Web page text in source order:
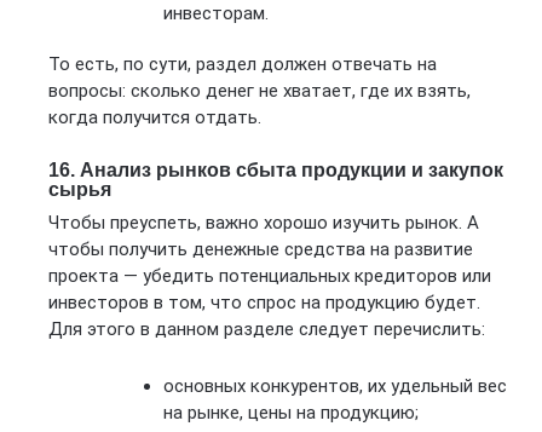
инвесторам.
То есть, по сути, раздел должен отвечать на
вопросы: сколько денег не хватает, где их взять,
когда получится отдать.
16. Анализ рынков сбыта продукции и закупок
сырья
Чтобы преуспеть, важно хорошо изучить рынок. А
чтобы получить денежные средства на развитие
проекта — убедить потенциальных кредиторов или
инвесторов в том, что спрос на продукцию будет.
Для этого в данном разделе следует перечислить:
основных конкурентов, их удельный вес
на рынке, цены на продукцию;